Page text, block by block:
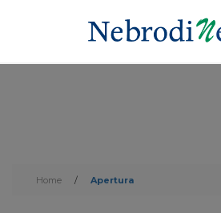
Home / Apertura